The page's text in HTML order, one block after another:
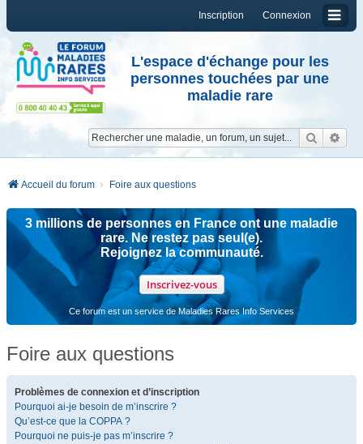
Connexion
Inscription
L'espace d'échange pour les
personnes touchées par une
maladie rare
Accueil du forum Foire aux questions
3 millions de personnes en France ont une maladie
rare. Ne restez pas seul(e).
Rejoignez la communauté.
Inscrivez-vous
Ce forum est un service de Maladies Rares Info Services
Foire aux questions
Problèmes de connexion et d’inscription
Pourquoi ai-je besoin de m’inscrire ?
Qu’est-ce que la COPPA ?
Pourquoi ne puis-je pas m’inscrire ?